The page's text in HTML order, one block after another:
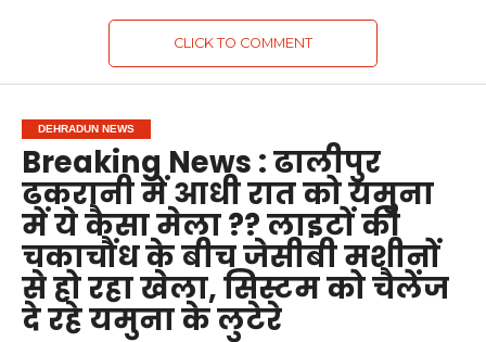
CLICK TO COMMENT
DEHRADUN NEWS
Breaking News : ढालीपुर
ढकरानी में आधी रात को यमुना
में ये कैसा मेला ?? लाइटों की
चकाचौंध के बीच जेसीबी मशीनों
से हो रहा खेला, सिस्टम को चैलेंज
दे रहे यमुना के लुटेरे